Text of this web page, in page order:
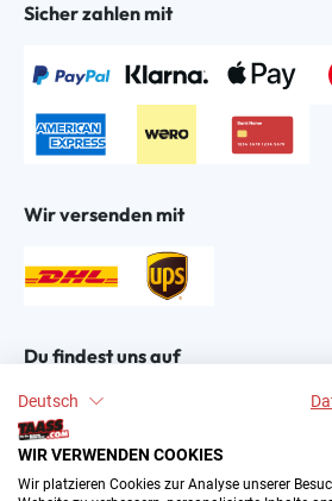
Deutsch
WIR VERWENDEN COOKIES
Wir platzieren Cookies zur Analyse unserer
Sicher zahlen mit
Wir versenden mit
Du findest uns auf